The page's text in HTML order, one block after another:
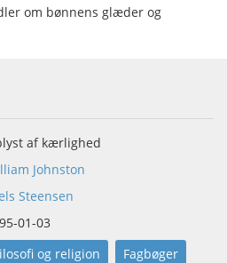
om bønnens glæder og
af kærlighed
Johnston
Steensen
01-03
og religion Fagbøger